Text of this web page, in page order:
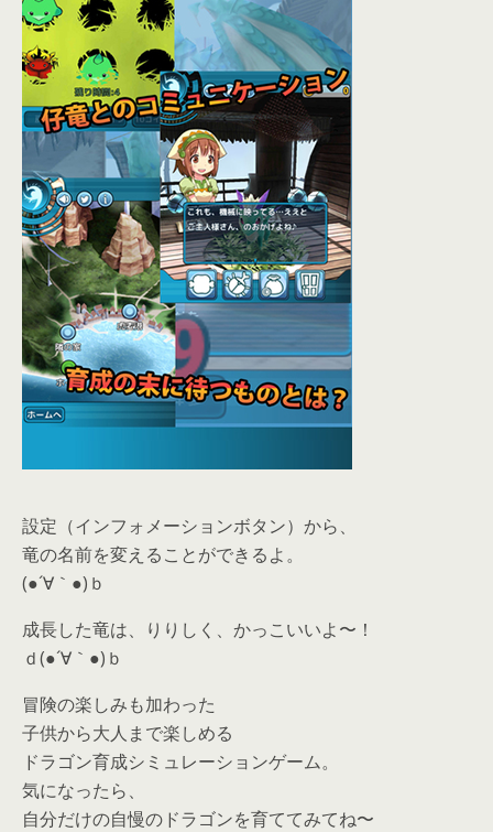
設定（インフォメーションボタン）から、
竜の名前を変えることができるよ。
(●´∀｀●)ｂ
成長した竜は、りりしく、かっこいいよ〜！
ｄ(●´∀｀●)ｂ
冒険の楽しみも加わった
子供から大人まで楽しめる
ドラゴン育成シミュレーションゲーム。
気になったら、
自分だけの自慢のドラゴンを育ててみてね〜